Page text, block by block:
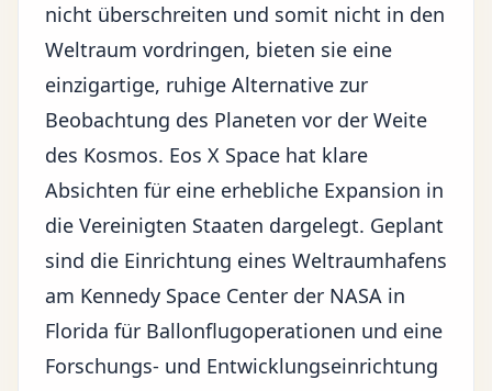
nicht überschreiten und somit nicht in den
Weltraum vordringen, bieten sie eine
einzigartige, ruhige Alternative zur
Beobachtung des Planeten vor der Weite
des Kosmos. Eos X Space hat klare
Absichten für eine erhebliche Expansion in
die Vereinigten Staaten dargelegt. Geplant
sind die Einrichtung eines Weltraumhafens
am Kennedy Space Center der NASA in
Florida für Ballonflugoperationen und eine
Forschungs- und Entwicklungseinrichtung